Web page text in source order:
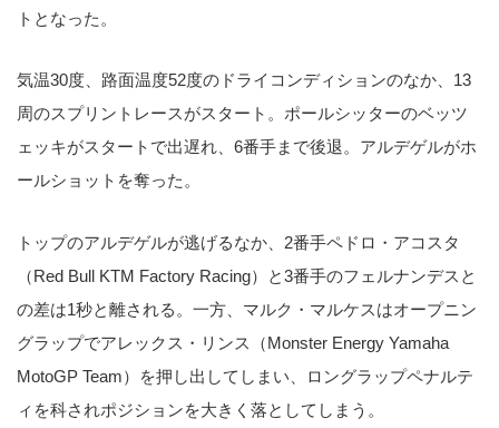
トとなった。
気温30度、路面温度52度のドライコンディションのなか、13
周のスプリントレースがスタート。ポールシッターのベッツ
ェッキがスタートで出遅れ、6番手まで後退。アルデゲルがホ
ールショットを奪った。
トップのアルデゲルが逃げるなか、2番手ペドロ・アコスタ
（Red Bull KTM Factory Racing）と3番手のフェルナンデスと
の差は1秒と離される。一方、マルク・マルケスはオープニン
グラップでアレックス・リンス（Monster Energy Yamaha
MotoGP Team）を押し出してしまい、ロングラップペナルテ
ィを科されポジションを大きく落としてしまう。